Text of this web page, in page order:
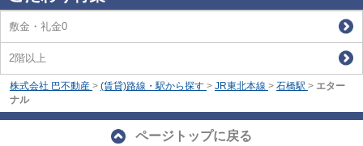
敷金・礼金0
2階以上
株式会社 巴不動産 > (賃貸)路線・駅から探す > JR東北本線 > 石橋駅 > エター
ナル
ページトップに戻る